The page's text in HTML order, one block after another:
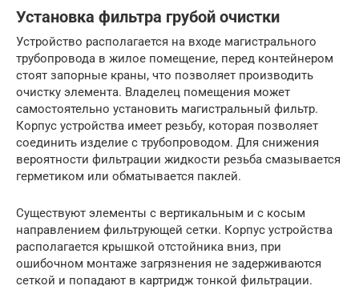
Установка фильтра грубой очистки
Устройство располагается на входе магистрального
трубопровода в жилое помещение, перед контейнером
стоят запорные краны, что позволяет производить
очистку элемента. Владелец помещения может
самостоятельно установить магистральный фильтр.
Корпус устройства имеет резьбу, которая позволяет
соединить изделие с трубопроводом. Для снижения
вероятности фильтрации жидкости резьба смазывается
герметиком или обматывается паклей.
Существуют элементы с вертикальным и с косым
направлением фильтрующей сетки. Корпус устройства
располагается крышкой отстойника вниз, при
ошибочном монтаже загрязнения не задерживаются
сеткой и попадают в картридж тонкой фильтрации.